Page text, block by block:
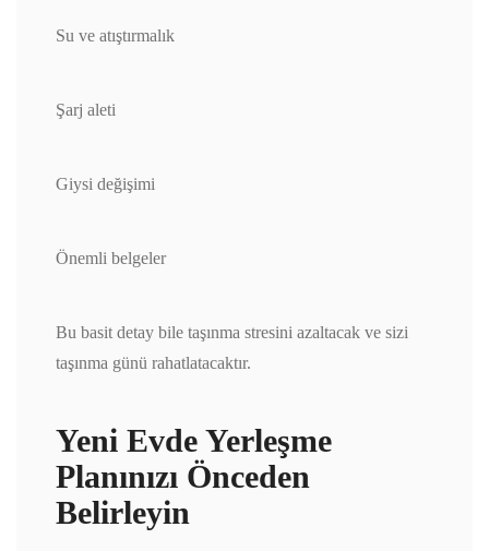
Su ve atıştırmalık
Şarj aleti
Giysi değişimi
Önemli belgeler
Bu basit detay bile taşınma stresini azaltacak ve sizi
taşınma günü rahatlatacaktır.
Yeni Evde Yerleşme
Planınızı Önceden
Belirleyin